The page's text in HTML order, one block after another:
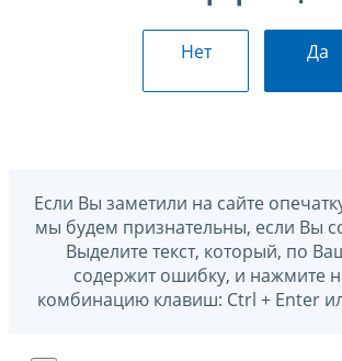
Нет Да
Если Вы заметили на сайте
мы будем признательны, если Вы
Выделите текст, который, по
содержит ошибку, и нажмите
комбинацию клавиш: Ctrl + Enter